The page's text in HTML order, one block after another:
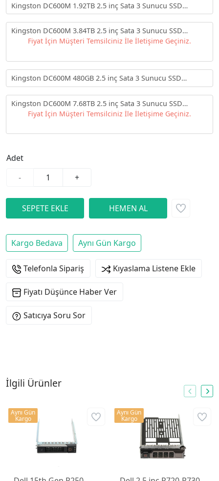
Kingston DC600M 1.92TB 2.5 inç Sata 3 Sunucu SSD
SEDC600M/1920G
Kingston DC600M 3.84TB 2.5 inç Sata 3 Sunucu SSD
SEDC600M/3840G
Fiyat İçin Müşteri Temsilciniz İle İletişime Geçiniz.
Kingston DC600M 480GB 2.5 inç Sata 3 Sunucu SSD
SEDC600M/480G
Kingston DC600M 7.68TB 2.5 inç Sata 3 Sunucu SSD
SEDC600M/7680G
Fiyat İçin Müşteri Temsilciniz İle İletişime Geçiniz.
Adet
-
+
Kargo Bedava Aynı Gün Kargo
Telefonla Sipariş Kıyaslama Listene Ekle
Fiyatı Düşünce Haber Ver
Satıcıya Soru Sor
İlgili Ürünler
Aynı Gün
Kargo
Aynı Gün
Kargo